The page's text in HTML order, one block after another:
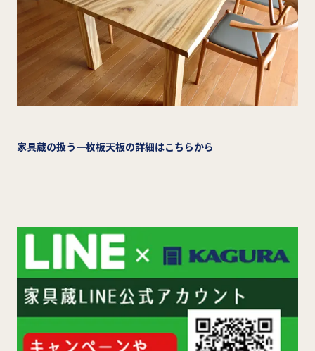
家具蔵の扱う一枚板天板の詳細はこちらから